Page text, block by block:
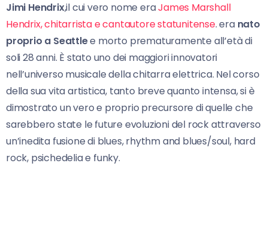
Jimi Hendrix,il cui vero nome eraJames Marshall
Hendrix, chitarrista e cantautore statunitense. era nato
proprio a Seattlee morto prematuramente all’età di
soli 28 anni. È stato uno dei maggiori innovatori
nell’universo musicale della chitarra elettrica. Nel corso
della sua vita artistica, tanto breve quanto intensa, si è
dimostrato un vero e proprio precursore di quelle che
sarebbero state le future evoluzioni del rock attraverso
un’inedita fusione di blues, rhythm and blues/soul, hard
rock, psichedelia e funky.